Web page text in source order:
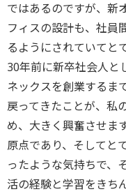
ではあるのですが、新
フィスの設計も、社員
るようにされていてと
30年前に新卒社会人と
ネックスを創業するま
戻ってきたことが、私
め、大きく興奮させま
原点であり、そしてと
ったような気持ちで、
活の経験と学習をきち